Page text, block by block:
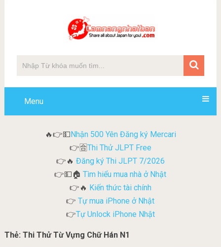
Menu
🔥👉💵Nhận 500 Yên Đăng ký Mercari
👉🈴Thi Thử JLPT Free
👉🔥 Đăng ký Thi JLPT 7/2026
👉💵🏠Tìm hiểu mua nhà ở Nhật
👉🔥 Kiến thức tài chính
👉 Tự mua iPhone ở Nhật
👉Tự Unlock iPhone Nhật
Thẻ: Thi Thử Từ Vựng Chữ Hán N1